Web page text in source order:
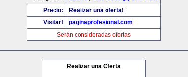
Precio:
Realizar una oferta!
Visitar!
paginaprofesional.com
Serán consideradas ofertas
Realizar una Oferta